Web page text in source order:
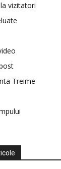
vizitatori
Treime